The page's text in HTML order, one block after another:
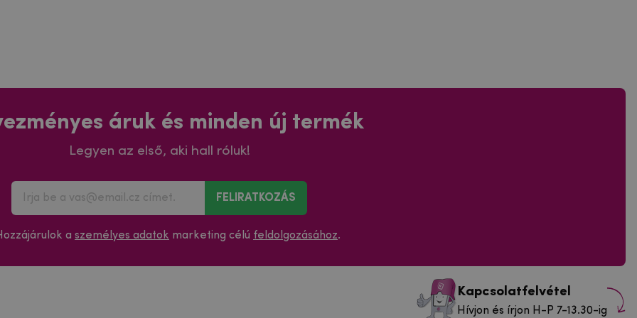
áruk és minden új termék
Legyen az első, aki hall róluk!
FELIRATKOZÁS
a személyes adatok marketing célú feldolgozásához.
Kapcsolatfelvétel
Hívjon és írjon H-P 7-13.30-ig